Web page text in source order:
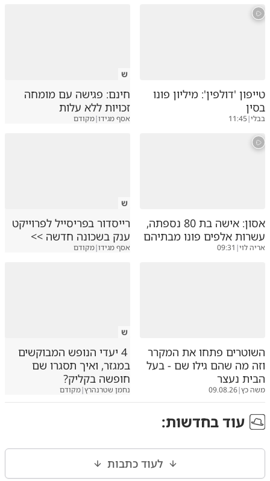
טייפון 'דולפין': מיליון פונו
בסין
בבלי|
11:45
ש
חינם: פגישה עם מומחה
זכויות ללא עלות
אסף מגידו|מקודם
אסון: אישה בת 80 נספתה,
עשרות אלפים פונו מבתיהם
אריה לוי|
09:31
ש
רייסדור בפריסייל לפרוייקט
ענק בשכונה חדשה >>
אסף מגידו|מקודם
השוטרים פתחו את המקרר
וזה מה שהם גילו שם - בעל
הבית נעצר
משה כץ|
09.08.26
ש
4 יעדי הנופש המבוקשים
במגזר, ואיך תסגרו שם
חופשה בקליק?
נחמן שטרנהרץ|מקודם
עוד בחדשות:
לעוד כתבות